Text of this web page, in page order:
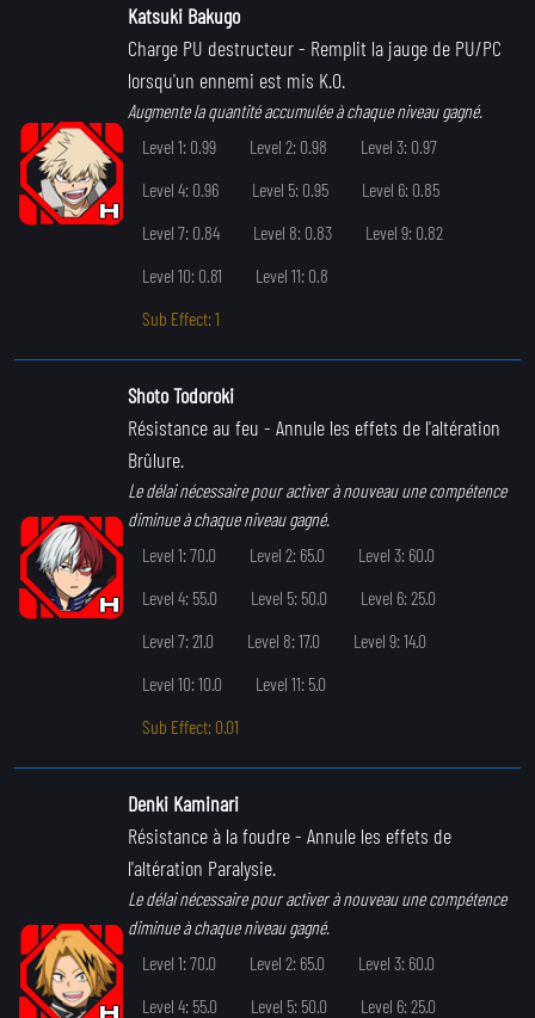
Katsuki Bakugo
Charge PU destructeur- Remplit la jauge de PU/PC
lorsqu'un ennemi est mis K.O.
Augmente la quantité accumulée à chaque niveau gagné.
Level 1: 0.99
Level 2: 0.98
Level 3: 0.97
Level 4: 0.96
Level 5: 0.95
Level 6: 0.85
Level 7: 0.84
Level 8: 0.83
Level 9: 0.82
Level 10: 0.81
Level 11: 0.8
Sub Effect: 1
Shoto Todoroki
Résistance au feu - Annule les effets de l'altération
Brûlure.
Le délai nécessaire pour activer à nouveau une compétence
diminue à chaque niveau gagné.
Level 1: 70.0
Level 2: 65.0
Level 3: 60.0
Level 4: 55.0
Level 5: 50.0
Level 6: 25.0
Level 7: 21.0
Level 8: 17.0
Level 9: 14.0
Level 10: 10.0
Level 11: 5.0
Sub Effect: 0.01
Denki Kaminari
Résistance à la foudre- Annule les effets de
l'altération Paralysie.
Le délai nécessaire pour activer à nouveau une compétence
diminue à chaque niveau gagné.
Level 1: 70.0
Level 2: 65.0
Level 3: 60.0
Level 4: 55.0
Level 5: 50.0
Level 6: 25.0